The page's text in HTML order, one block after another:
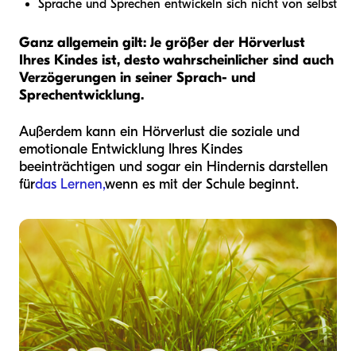
Sprache und Sprechen entwickeln sich nicht von selbst
Ganz allgemein gilt: Je größer der Hörverlust
Ihres Kindes ist, desto wahrscheinlicher sind auch
Verzögerungen in seiner Sprach- und
Sprechentwicklung.
Außerdem kann ein Hörverlust die soziale und
emotionale Entwicklung Ihres Kindes
beeinträchtigen und sogar ein Hindernis darstellen
fürdas Lernen,wenn es mit der Schule beginnt.